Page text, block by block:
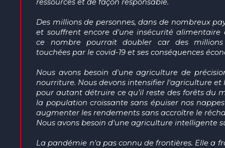
ressources etde façon responsable.
Des millions de personnes, dans de nombreux
et souffrent encore d'une insécurité alimentaire
ce nombre pourrait doubler car des millions
touchées par le covid-19 et ses conséquences
Nous avons besoin d'une agriculture de
nourriture. Nous devons intensifier l'agriculture et
pour autant détruire ce qu’il reste desforêts du
la population croissante sans épuiser nos
augmenter les rendements sans accroître le
Nous avons besoin d'une agriculture intelligente
La pandémie n'a pas connu de frontières. Elle a